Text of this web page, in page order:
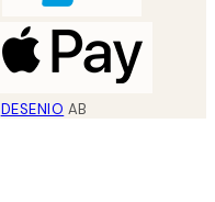
DESENIO AB